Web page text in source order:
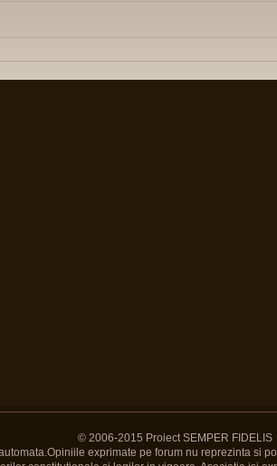
© 2006-2015 Proiect SEMPER FIDELIS
exprimate pe forum nu reprezinta si